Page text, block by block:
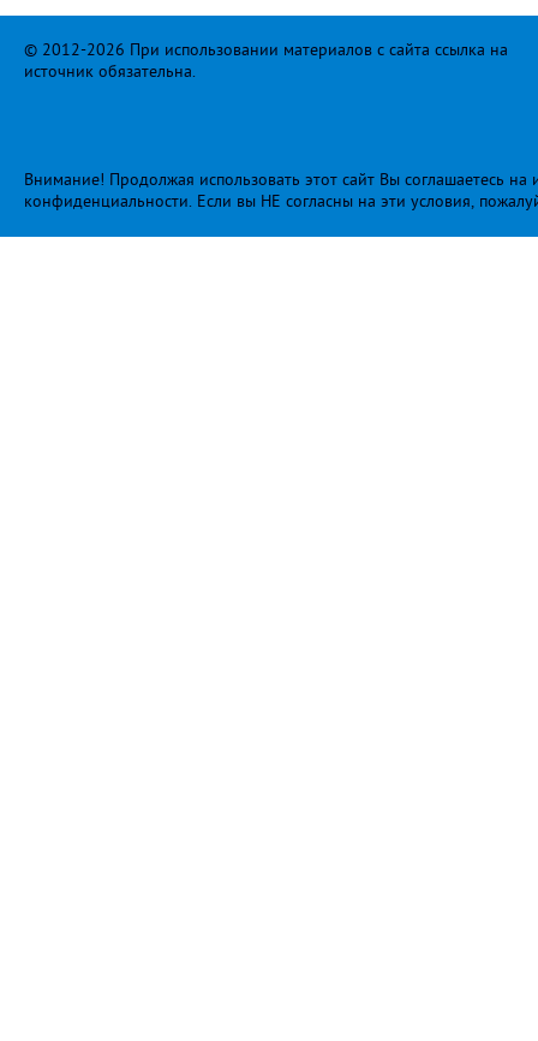
© 2012-2026 При использовании материалов с сайта ссылка на
источник обязательна.
Внимание! Продолжая использовать этот сайт Вы соглашаетесь
конфиденциальности. Если вы НЕ согласны на эти условия,